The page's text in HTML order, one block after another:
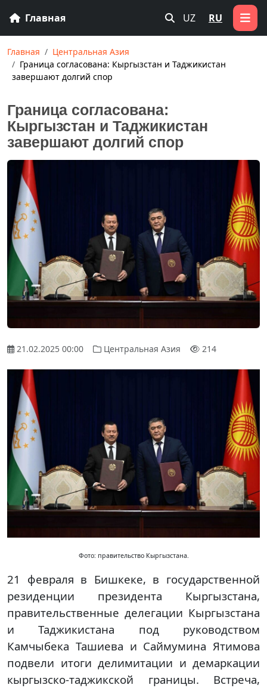
Главная UZ RU
Главная
Центральная Азия
Граница согласована: Кыргызстан и Таджикистан
завершают долгий спор
Граница согласована:
Кыргызстан и Таджикистан
завершают долгий спор
21.02.2025 00:00 Центральная Азия 214
Фото: правительство Кыргызстана.
21 февраля в Бишкеке, в государственной
резиденции президента Кыргызстана,
правительственные делегации Кыргызстана
и Таджикистана под руководством
Камчыбека Ташиева и Саймумина Ятимова
подвели итоги делимитации и демаркации
кыргызско-таджикской границы. Встреча,